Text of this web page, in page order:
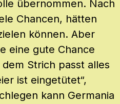
übernommen. Nach
Chancen, hätten
können. Aber
eine gute Chance
Strich passt alles
ist eingetütet“,
kann Germania